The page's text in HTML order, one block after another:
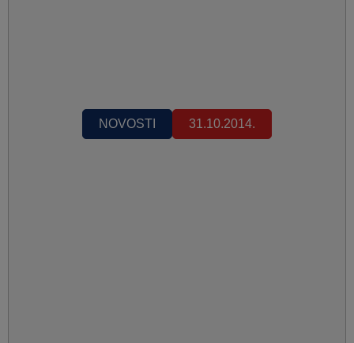
NOVOSTI 31.10.2014.